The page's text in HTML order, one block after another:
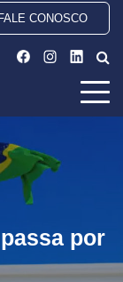
FALE CONOSCO
por